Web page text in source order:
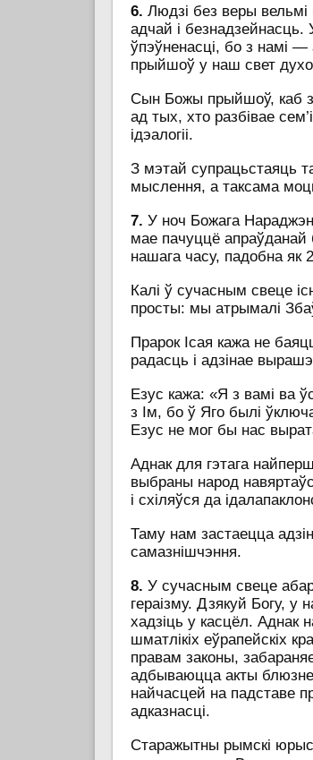
6. Людзі без веры
адчай і
ўпэўненасці, бо з намі —
прыйшоў у наш свет
Сын Божы прыйшоў, каб
ад тых, хто разбівае
ідэалогіі.
З мэтай супрацьстаяць
мыслення, а таксама
7. У ноч Божага
мае пачуццё
нашага часу, падобна як
Калі ў сучасным свеце
просты: мы атрымалі
Прарок Ісая кажа не
радасць і адзінае
Езус кажа: «Я з вамі ва
з Ім, бо ў Яго былі
Езус не мог бы нас
Аднак для гэтага
выбраны народ
і схіляўся да
Таму нам застаецца
самазнішчэння.
8. У сучасным свеце
гераізму. Дзякуй Богу, у
хадзіць у касцёл. Аднак
шматлікіх еўрапейскіх
правам законы,
адбываюцца акты
найчасцей на падставе
адказнасці.
Старажытны рымскі